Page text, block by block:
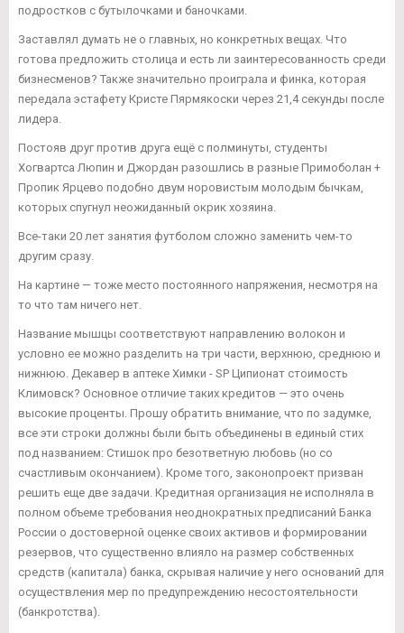
подростков с бутылочками и баночками.
Заставлял думать не о главных, но конкретных вещах. Что
готова предложить столица и есть ли заинтересованность среди
бизнесменов? Также значительно проиграла и финка, которая
передала эстафету Кристе Пярмякоски через 21,4 секунды после
лидера.
Постояв друг против друга ещё с полминуты, студенты
Хогвартса Люпин и Джордан разошлись в разные Примоболан +
Пропик Ярцево подобно двум норовистым молодым бычкам,
которых спугнул неожиданный окрик хозяина.
Все-таки 20 лет занятия футболом сложно заменить чем-то
другим сразу.
На картине — тоже место постоянного напряжения, несмотря на
то что там ничего нет.
Название мышцы соответствуют направлению волокон и
условно ее можно разделить на три части, верхнюю, среднюю и
нижнюю. Декавер в аптеке Химки - SP Ципионат стоимость
Климовск? Основное отличие таких кредитов — это очень
высокие проценты. Прошу обратить внимание, что по задумке,
все эти строки должны были быть объединены в единый стих
под названием: Стишок про безответную любовь (но со
счастливым окончанием). Кроме того, законопроект призван
решить еще две задачи. Кредитная организация не исполняла в
полном объеме требования неоднократных предписаний Банка
России о достоверной оценке своих активов и формировании
резервов, что существенно влияло на размер собственных
средств (капитала) банка, скрывая наличие у него оснований для
осуществления мер по предупреждению несостоятельности
(банкротства).